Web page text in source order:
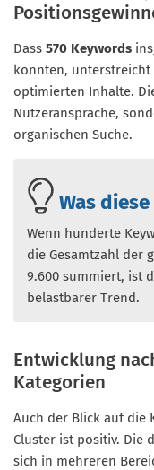
Dass 570 Keywords
konnten,
optimierten Inhalte.
Nutzeransprache,
organischen Suche.
Was
Wenn hunderte
die Gesamtzahl der
9.600 summiert, ist
belastbarer Trend.
Entwicklung
Kategorien
Auch der Blick auf die
Cluster ist positiv. Die
sich in mehreren